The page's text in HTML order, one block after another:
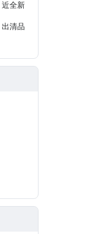
近全新
出清品